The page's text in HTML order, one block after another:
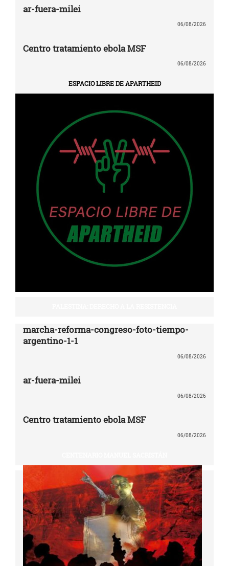
ar-fuera-milei
06/08/2026
Centro tratamiento ebola MSF
06/08/2026
ESPACIO LIBRE DE APARTHEID
marcha-reforma-congreso-foto-tiempo-
argentino-1-1
06/08/2026
ar-fuera-milei
06/08/2026
Centro tratamiento ebola MSF
06/08/2026